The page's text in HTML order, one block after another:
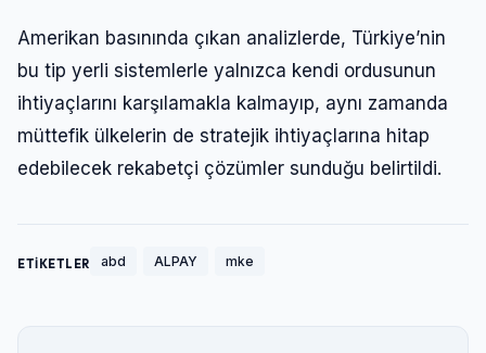
Amerikan basınında çıkan analizlerde, Türkiye’nin
bu tip yerli sistemlerle yalnızca kendi ordusunun
ihtiyaçlarını karşılamakla kalmayıp, aynı zamanda
müttefik ülkelerin de stratejik ihtiyaçlarına hitap
edebilecek rekabetçi çözümler sunduğu belirtildi.
ETİKETLER abd ALPAY mke